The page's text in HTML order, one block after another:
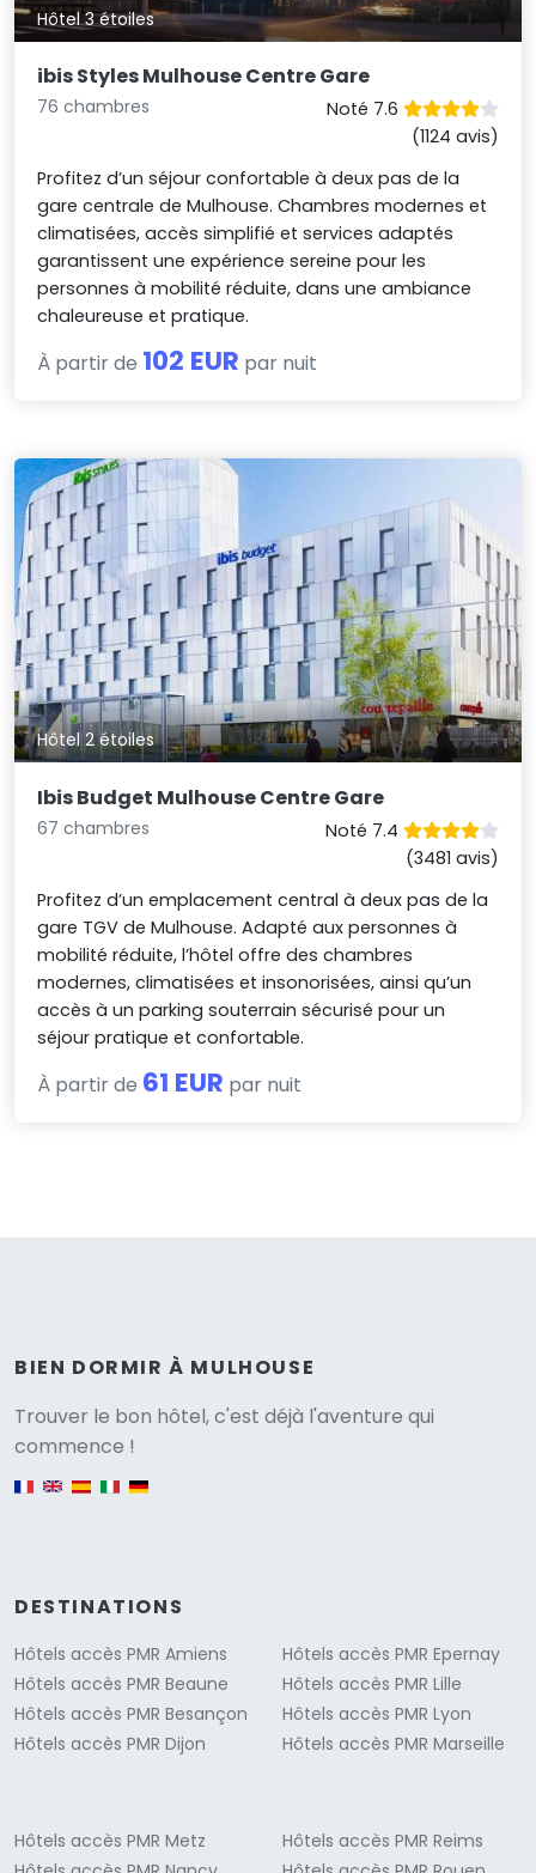
Hôtel 3 étoiles
ibis Styles Mulhouse Centre Gare
76 chambres
Noté 7.6
(1124 avis)
Profitez d’un séjour confortable à deux pas de la
gare centrale de Mulhouse. Chambres modernes et
climatisées, accès simplifié et services adaptés
garantissent une expérience sereine pour les
personnes à mobilité réduite, dans une ambiance
chaleureuse et pratique.
À partir de 102 EUR par nuit
Hôtel 2 étoiles
Ibis Budget Mulhouse Centre Gare
67 chambres
Noté 7.4
(3481 avis)
Profitez d’un emplacement central à deux pas de la
gare TGV de Mulhouse. Adapté aux personnes à
mobilité réduite, l’hôtel offre des chambres
modernes, climatisées et insonorisées, ainsi qu’un
accès à un parking souterrain sécurisé pour un
séjour pratique et confortable.
À partir de 61 EUR par nuit
BIEN DORMIR À MULHOUSE
Trouver le bon hôtel, c'est déjà l'aventure qui
commence !
DESTINATIONS
Hôtels accès PMR Amiens
Hôtels accès PMR Beaune
Hôtels accès PMR Besançon
Hôtels accès PMR Dijon
Hôtels accès PMR Epernay
Hôtels accès PMR Lille
Hôtels accès PMR Lyon
Hôtels accès PMR Marseille
Hôtels accès PMR Metz
Hôtels accès PMR Reims